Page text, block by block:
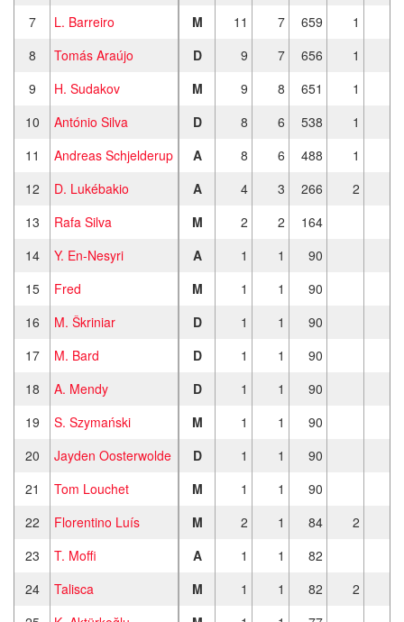
7
L. Barreiro M 11 7 659
1
8
Tomás Araújo D 9 7 656
1
9
H. Sudakov M 9 8 651
1
10
António Silva D 8 6 538
1
11
Andreas Schjelderup A 8 6 488
1
12
D. Lukébakio A 4 3 266
2
13
Rafa Silva M 2 2
164
14
Y. En-Nesyri A 1 1
90
15
Fred M 1 1
90
16
M. Škriniar D 1 1
90
17
M. Bard D 1 1
90
18
A. Mendy D 1 1
90
19
S. Szymański M 1 1
90
20
Jayden Oosterwolde D 1 1
90
21
Tom Louchet M 1 1
90
22
Florentino Luís M 2 1 84 2
23
T. Moffi A 1 1
82
24
Talisca M 1 1 82 2